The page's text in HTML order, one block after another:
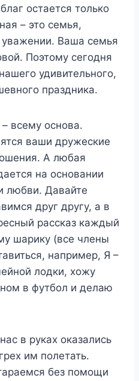
остается только
– это семья,
Ваша семья
Поэтому сегодня
удивительного,
праздника.
всему основа.
ваши дружеские
А любая
на основании
любви. Давайте
друг другу, а в
рассказ каждый
шарику (все члены
например, Я –
лодки, хожу
в футбол и делаю
в руках оказались
им полетать.
без помощи